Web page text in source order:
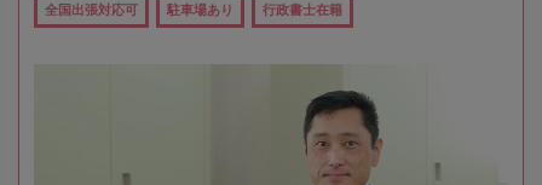
全国出張対応可 駐車場あり 行政書士在籍